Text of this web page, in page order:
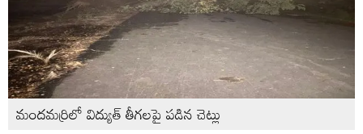
మందమర్రిలో విద్యుత్‌ తీగలపై పడిన చెట్లు